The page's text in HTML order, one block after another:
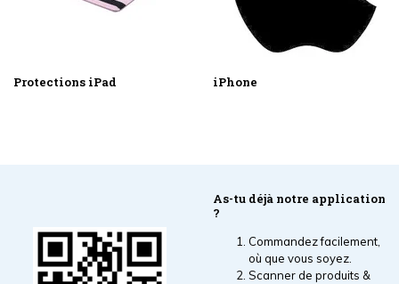
Protections iPad iPhone
As-tu déjà notre application
?
Commandez facilement,
où que vous soyez.
Scanner de produits &